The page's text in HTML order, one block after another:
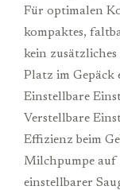
Für optimalen
kompaktes,
kein
Platz im Gepäck
Einstellbare
Verstellbare
Effizienz beim
Milchpumpe auf
einstellbarer